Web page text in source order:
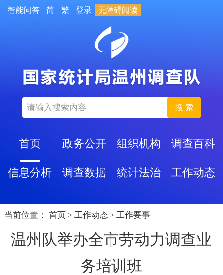
智能问答 简 繁 登录 无障碍阅读
搜 索
首页 政务公开 组织机构 调查百科
信息分析 调查数据 统计法治 工作动态
当前位置： 首页 > 工作动态 > 工作要事
温州队举办全市劳动力调查业
务培训班